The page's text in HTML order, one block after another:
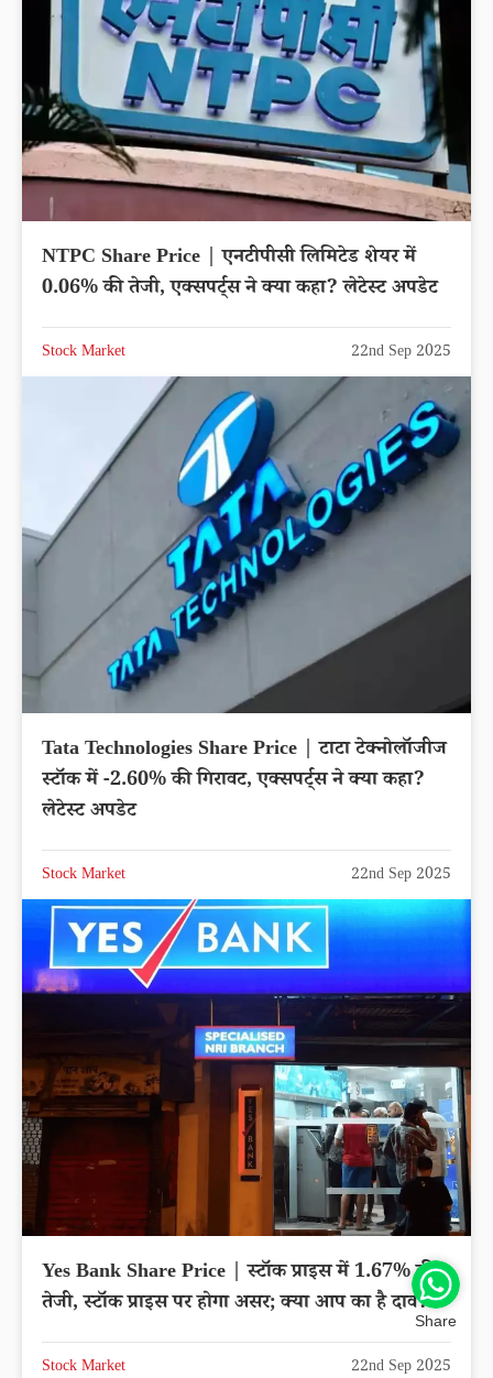
NTPC Share Price | एनटीपीसी लिमिटेड शेयर में
0.06% की तेजी, एक्सपर्ट्स ने क्या कहा? लेटेस्ट अपडेट
Stock Market 22nd Sep 2025
Tata Technologies Share Price | टाटा टेक्नोलॉजीज
स्टॉक में -2.60% की गिरावट, एक्सपर्ट्स ने क्या कहा?
लेटेस्ट अपडेट
Stock Market 22nd Sep 2025
Yes Bank Share Price | स्टॉक प्राइस में 1.67% की
तेजी, स्टॉक प्राइस पर होगा असर; क्या आप का है दाव?
Stock Market 22nd Sep 2025
Share